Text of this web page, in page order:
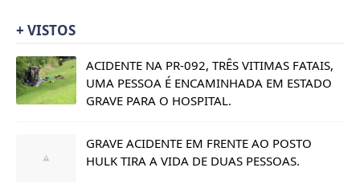
+ VISTOS
ACIDENTE NA PR-092, TRÊS VITIMAS FATAIS,
UMA PESSOA É ENCAMINHADA EM ESTADO
GRAVE PARA O HOSPITAL.
GRAVE ACIDENTE EM FRENTE AO POSTO
HULK TIRA A VIDA DE DUAS PESSOAS.